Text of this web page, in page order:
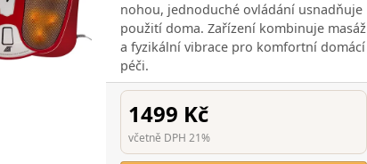
nohou, jednoduché ovládání usnadňuje
použití doma. Zařízení kombinuje masáž
a fyzikální vibrace pro komfortní domácí
péči.
1499 Kč
včetně DPH 21%